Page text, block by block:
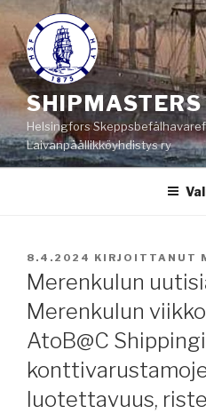
Siirry
sisältöön
Helsingfors
Laivanpäällikköyhdistys ry
JULKAISTU
8.4.2024 KIRJOITTANUT
Merenkulun
Merenkulun
AtoB@C
luotettavuus,